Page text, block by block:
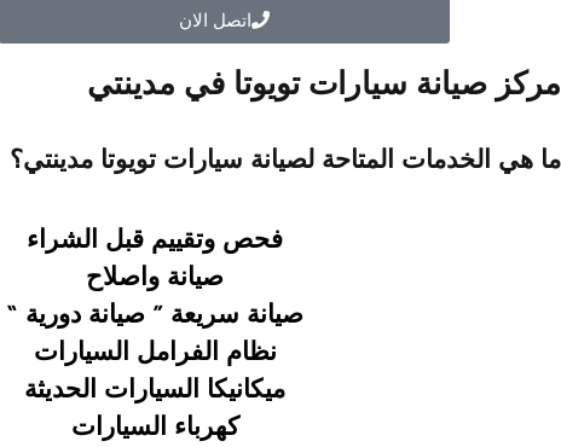
اتصل الان
مركز صيانة سيارات تويوتا في مدينتي
ما هي الخدمات المتاحة لصيانة سيارات تويوتا مدينتي؟
فحص وتقييم قبل الشراء
صيانة واصلاح
صيانة سريعة ” صيانة دورية “
نظام الفرامل السيارات
ميكانيكا السيارات الحديثة
كهرباء السيارات